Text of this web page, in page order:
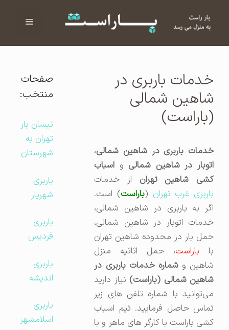
فهرست
خدمات باربری در
شاهین شمالی
(باراست)
خدمات باربری در شاهین شمالی،
اتوبار در شاهین شمالیواسباب
کشی شاهین تهراناز خدمات
باربری غرب تهران(باراست) است.
اگر به باربری در شاهین شمالی،
خدمات اتوبار در شاهین شمالی،
حمل بار در محدوده شاهین تهران
باراست، حمل اثاثیه منزل
شاهین وشماره خدمات باربری در
شاهین شمالی (باراست)نیاز دارید
می‌توانید با شماره تلفن های زیر
تماس حاصل فرمایید. تیم اسباب
کشی باراست با کارگر های ماهر و با
صفحات
منتخب:
نیسان بار
تهران به
شهرستان
باربری
شهریار
باربری
فردیس
باربری
اندیشه
باربری
اسلامشهر